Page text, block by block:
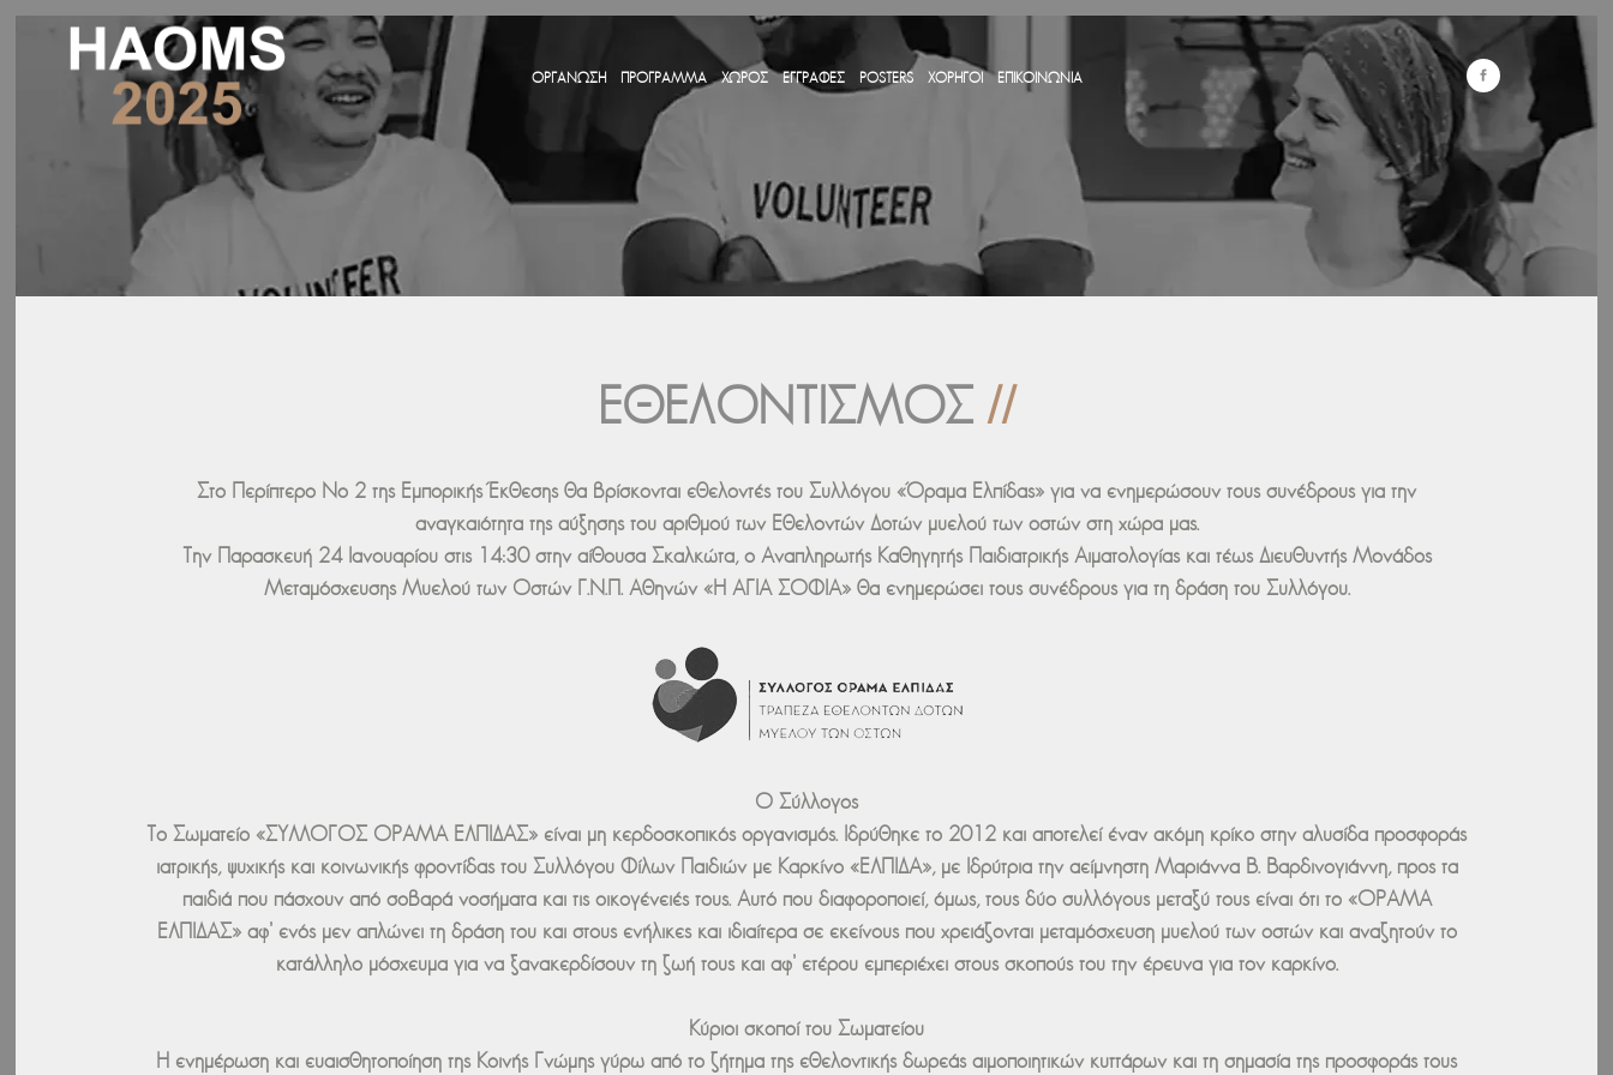
ΟΡΓΑΝΩΣΗ ΠΡΟΓΡΑΜΜΑ ΧΩΡΟΣ ΕΓΓΡΑΦΕΣ POSTERS ΧΟΡΗΓΟΙ ΕΠΙΚΟΙΝΩΝΙΑ
ΕΘΕΛΟΝΤΙΣΜΌΣ //
Στο Περίπτερο Νο 2 της Εμπορικής Έκθεσης θα βρίσκονται εθελοντές του Συλλόγου «Όραμα Ελπίδας» για να ενημερώσουν τους συνέδρους για την
αναγκαιότητα της αύξησης του αριθμού των Εθελοντών Δοτών μυελού των οστών στη χώρα μας.
Την Παρασκευή 24 Ιανουαρίου στις 14:30 στην αίθουσα Σκαλκώτα, ο Αναπληρωτής Καθηγητής Παιδιατρικής Αιματολογίας και τέως Διευθυντής Μονάδος
Μεταμόσχευσης Μυελού των Οστών Γ.Ν.Π. Αθηνών «Η ΑΓΙΑ ΣΟΦΙΑ» θα ενημερώσει τους συνέδρους για τη δράση του Συλλόγου.
Ο Σύλλογος
Το Σωματείο «ΣΥΛΛΟΓΟΣ ΟΡΑΜΑ ΕΛΠΙΔΑΣ» είναι μη κερδοσκοπικός οργανισμός. Ιδρύθηκε το 2012 και αποτελεί έναν ακόμη κρίκο στην αλυσίδα προσφοράς
ιατρικής, ψυχικής και κοινωνικής φροντίδας του Συλλόγου Φίλων Παιδιών με Καρκίνο «ΕΛΠΙΔΑ», με Ιδρύτρια την αείμνηστη Μαριάννα Β. Βαρδινογιάννη, προς τα
παιδιά που πάσχουν από σοβαρά νοσήματα και τις οικογένειές τους. Αυτό που διαφοροποιεί, όμως, τους δύο συλλόγους μεταξύ τους είναι ότι το «ΟΡΑΜΑ
ΕΛΠΙΔΑΣ» αφ’ ενός μεν απλώνει τη δράση του και στους ενήλικες και ιδιαίτερα σε εκείνους που χρειάζονται μεταμόσχευση μυελού των οστών και αναζητούν το
κατάλληλο μόσχευμα για να ξανακερδίσουν τη ζωή τους και αφ’ ετέρου εμπεριέχει στους σκοπούς του την έρευνα για τον καρκίνο.
Κύριοι σκοποί του Σωματείου
Η ενημέρωση και ευαισθητοποίηση της Κοινής Γνώμης γύρω από το ζήτημα της εθελοντικής δωρεάς αιμοποιητικών κυττάρων και τη σημασία της προσφοράς τους